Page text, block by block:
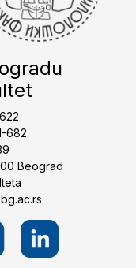
682
Beograd